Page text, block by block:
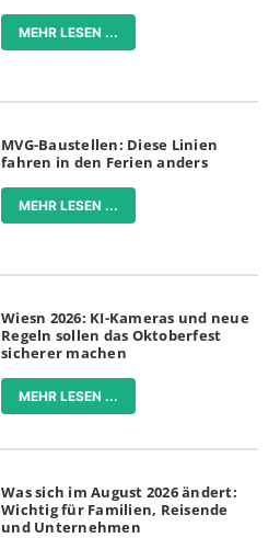
MEHR LESEN ...
MVG-Baustellen: Diese Linien
fahren in den Ferien anders
MEHR LESEN ...
Wiesn 2026: KI-Kameras und neue
Regeln sollen das Oktoberfest
sicherer machen
MEHR LESEN ...
Was sich im August 2026 ändert:
Wichtig für Familien, Reisende
und Unternehmen